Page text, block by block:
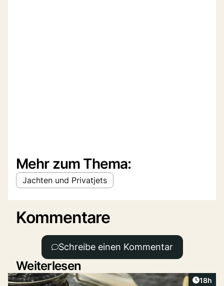
Mehr zum Thema:
Jachten und Privatjets
Kommentare
Schreibe einen Kommentar
Weiterlesen
Artikel
18h